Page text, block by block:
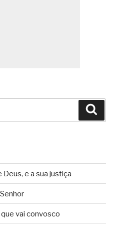
e a sua justiça
vai convosco